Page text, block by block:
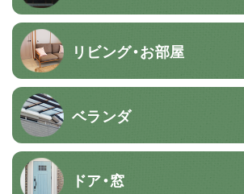
リビング・お部屋
ベランダ
ドア・窓